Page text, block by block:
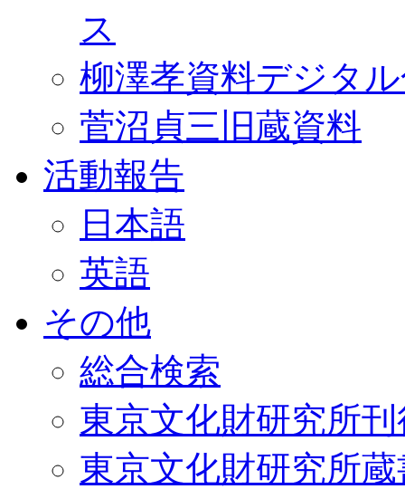
ス
柳澤孝資料デジタ
菅沼貞三旧蔵資料
活動報告
日本語
英語
その他
総合検索
東京文化財研究所
東京文化財研究所